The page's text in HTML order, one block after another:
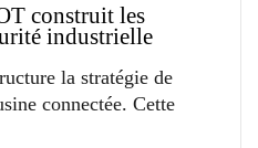
construit les
industrielle
la stratégie de
connectée. Cette